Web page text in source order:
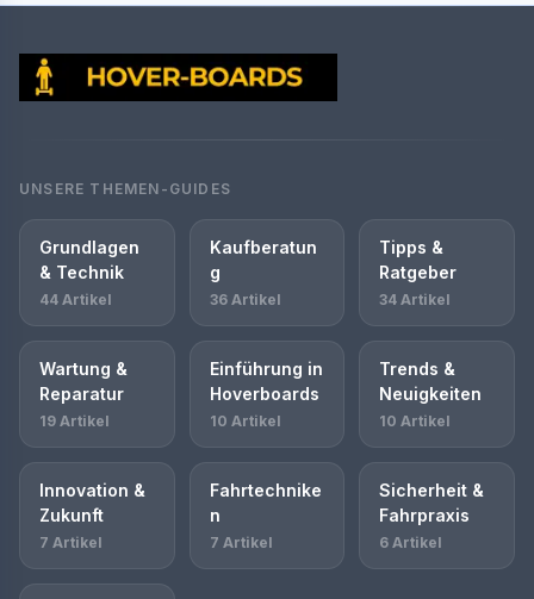
UNSERE THEMEN-GUIDES
Grundlagen
& Technik
44 Artikel
Kaufberatun
g
36 Artikel
Tipps &
Ratgeber
34 Artikel
Wartung &
Reparatur
19 Artikel
Einführung in
Hoverboards
10 Artikel
Trends &
Neuigkeiten
10 Artikel
Innovation &
Zukunft
7 Artikel
Fahrtechnike
n
7 Artikel
Sicherheit &
Fahrpraxis
6 Artikel